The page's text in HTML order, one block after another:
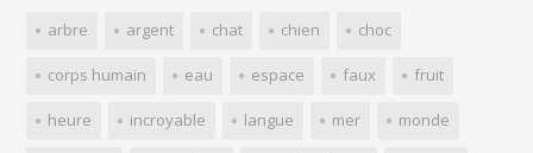
arbre argent chat chien choc
corps humain eau espace faux fruit
heure incroyable langue mer monde